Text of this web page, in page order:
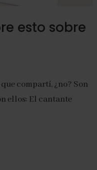
esto sobre
compartí, ¿no? Son
ellos: El cantante